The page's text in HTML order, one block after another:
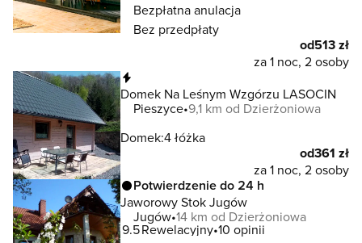
Bezpłatna anulacja
Bez przedpłaty
od513 zł
za 1 noc, 2 osoby
Domek Na Leśnym Wzgórzu LASOCIN
Pieszyce 9,1 km od Dzierżoniowa
Domek:4 łóżka
od361 zł
za 1 noc, 2 osoby
Potwierdzenie do 24 h
Jaworowy Stok Jugów
Jugów 14 km od Dzierżoniowa
9.5Rewelacyjny 10 opinii